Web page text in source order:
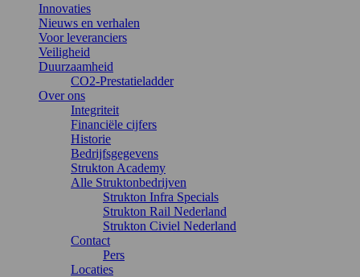
Innovaties
Nieuws en verhalen
Voor leveranciers
Veiligheid
Duurzaamheid
CO2-Prestatieladder
Over ons
Integriteit
Financiële cijfers
Historie
Bedrijfsgegevens
Strukton Academy
Alle Struktonbedrijven
Strukton Infra Specials
Strukton Rail Nederland
Strukton Civiel Nederland
Contact
Pers
Locaties